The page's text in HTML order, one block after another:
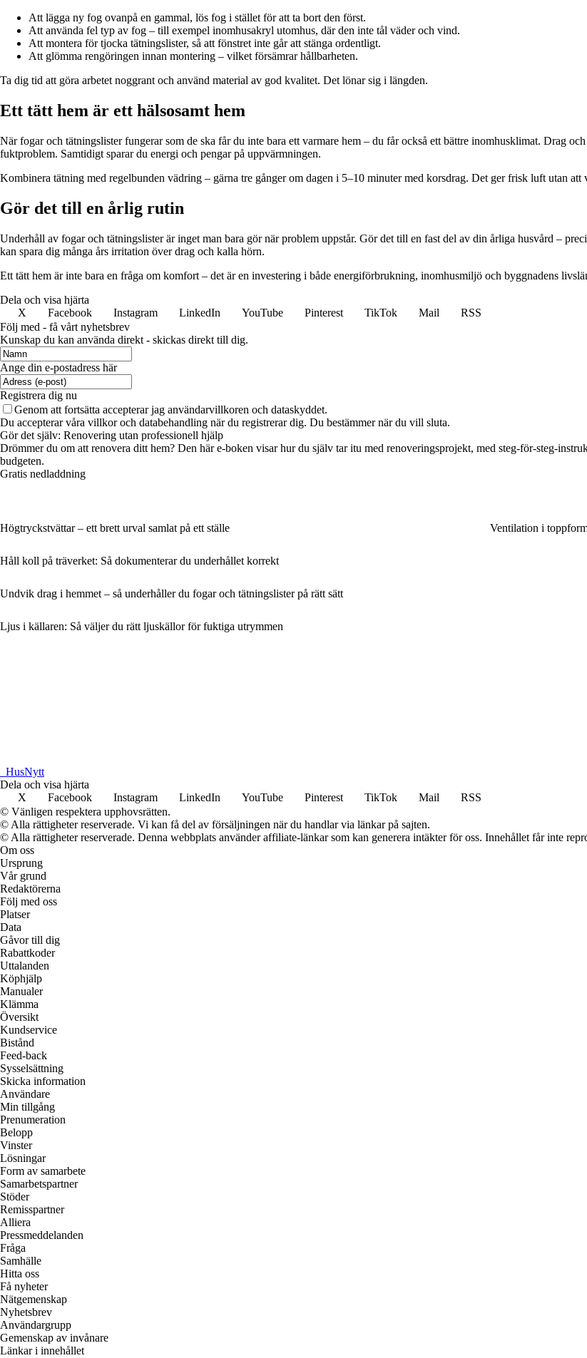
Att lägga ny fog ovanpå en gammal, lös fog i stället för att ta bort den först.
Att använda fel typ av fog – till exempel inomhusakryl utomhus, där den inte tål väder och vind.
Att montera för tjocka tätningslister, så att fönstret inte går att stänga ordentligt.
Att glömma rengöringen innan montering – vilket försämrar hållbarheten.
Ta dig tid att göra arbetet noggrant och använd material av god kvalitet. Det lönar sig i längden.
Ett tätt hem är ett hälsosamt hem
När fogar och tätningslister fungerar som de ska får du inte bara ett varmare hem – du får också ett bättre inomhusklimat. Drag
fuktproblem. Samtidigt sparar du energi och pengar på uppvärmningen.
Kombinera tätning med regelbunden vädring – gärna tre gånger om dagen i 5–10 minuter med korsdrag. Det ger frisk luft utan att
Gör det till en årlig rutin
Underhåll av fogar och tätningslister är inget man bara gör när problem uppstår. Gör det till en fast del av din årliga husvård –
kan spara dig många års irritation över drag och kalla hörn.
Ett tätt hem är inte bara en fråga om komfort – det är en investering i både energiförbrukning, inomhusmiljö och byggnadens
Dela och visa hjärta
X
Facebook Instagram LinkedIn YouTube Pinterest TikTok Mail
RSS
Följ med - få vårt nyhetsbrev
Kunskap du kan använda direkt - skickas direkt till dig.
Ange din e-postadress här
Registrera dig nu
Genom att fortsätta accepterar jag användarvillkoren och dataskyddet.
Du accepterar våra villkor och databehandling när du registrerar dig. Du bestämmer när du vill sluta.
Gör det själv: Renovering utan professionell hjälp
Drömmer du om att renovera ditt hem? Den här e-boken visar hur du själv tar itu med renoveringsprojekt, med steg-för-steg-
budgeten.
Gratis nedladdning
Högtryckstvättar – ett brett urval samlat på ett ställe
Håll koll på träverket: Så dokumenterar du underhållet korrekt
Undvik drag i hemmet – så underhåller du fogar och tätningslister på rätt sätt
Ljus i källaren: Så väljer du rätt ljuskällor för fuktiga utrymmen
Ventilation i
HusNytt
Dela och visa hjärta
X
Facebook Instagram LinkedIn YouTube Pinterest TikTok Mail
RSS
© Vänligen respektera upphovsrätten.
© Alla rättigheter reserverade. Vi kan få del av försäljningen när du handlar via länkar på sajten.
© Alla rättigheter reserverade. Denna webbplats använder affiliate-länkar som kan generera intäkter för oss. Innehållet får inte
Om oss
Ursprung
Vår grund
Redaktörerna
Följ med oss
Platser
Data
Gåvor till dig
Rabattkoder
Uttalanden
Köphjälp
Manualer
Klämma
Översikt
Kundservice
Bistånd
Feed-back
Sysselsättning
Skicka information
Användare
Min tillgång
Prenumeration
Belopp
Vinster
Lösningar
Form av samarbete
Samarbetspartner
Stöder
Remisspartner
Alliera
Pressmeddelanden
Fråga
Samhälle
Hitta oss
Få nyheter
Nätgemenskap
Nyhetsbrev
Användargrupp
Gemenskap av invånare
Länkar i innehållet